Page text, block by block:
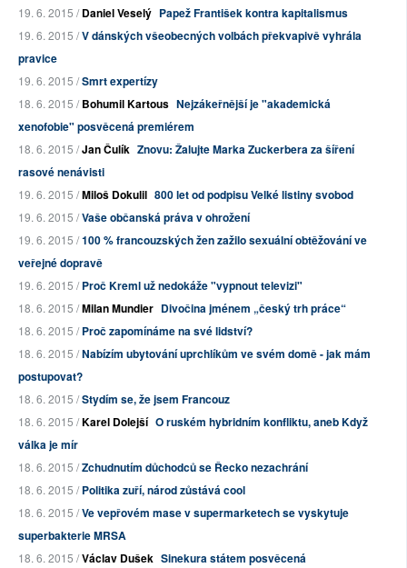
19. 6. 2015 /Daniel Veselý Papež František kontra kapitalismus
19. 6. 2015 /V dánských všeobecných volbách překvapivě vyhrála
pravice
19. 6. 2015 /Smrt expertízy
18. 6. 2015 /Bohumil Kartous Nejzákeřnější je "akademická
xenofobie" posvěcená premiérem
18. 6. 2015 /Jan Čulík Znovu: Žalujte Marka Zuckerbera za šíření
rasové nenávisti
19. 6. 2015 /Miloš Dokulil 800 let od podpisu Velké listiny svobod
19. 6. 2015 /Vaše občanská práva v ohrožení
19. 6. 2015 /100 % francouzských žen zažilo sexuální obtěžování ve
veřejné dopravě
19. 6. 2015 /Proč Kreml už nedokáže "vypnout televizi"
18. 6. 2015 /Milan Mundier Divočina jménem „český trh práce“
18. 6. 2015 /Proč zapomínáme na své lidství?
18. 6. 2015 /Nabízím ubytování uprchlíkům ve svém domě - jak mám
postupovat?
18. 6. 2015 /Stydím se, že jsem Francouz
18. 6. 2015 /Karel Dolejší O ruském hybridním konfliktu, aneb Když
válka je mír
18. 6. 2015 /Zchudnutím důchodců se Řecko nezachrání
18. 6. 2015 /Politika zuří, národ zůstává cool
18. 6. 2015 /Ve vepřovém mase v supermarketech se vyskytuje
superbakterie MRSA
18. 6. 2015 /Václav Dušek Sinekura státem posvěcená